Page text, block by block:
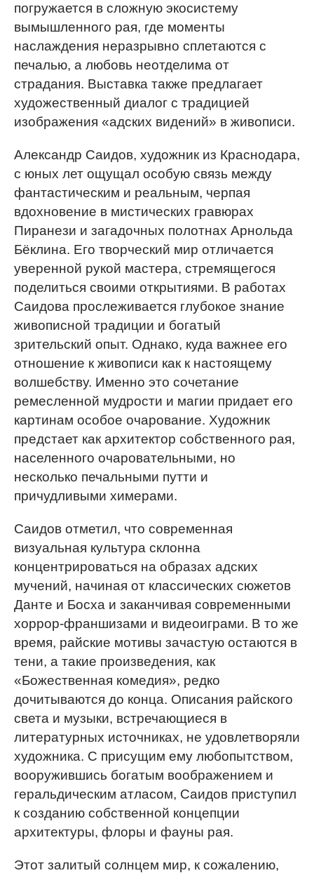
погружается в сложную экосистему
вымышленного рая, где моменты
наслаждения неразрывно сплетаются с
печалью, а любовь неотделима от
страдания. Выставка также предлагает
художественный диалог с традицией
изображения «адских видений» в живописи.
Александр Саидов, художник из Краснодара,
с юных лет ощущал особую связь между
фантастическим и реальным, черпая
вдохновение в мистических гравюрах
Пиранези и загадочных полотнах Арнольда
Бёклина. Его творческий мир отличается
уверенной рукой мастера, стремящегося
поделиться своими открытиями. В работах
Саидова прослеживается глубокое знание
живописной традиции и богатый
зрительский опыт. Однако, куда важнее его
отношение к живописи как к настоящему
волшебству. Именно это сочетание
ремесленной мудрости и магии придает его
картинам особое очарование. Художник
предстает как архитектор собственного рая,
населенного очаровательными, но
несколько печальными путти и
причудливыми химерами.
Саидов отметил, что современная
визуальная культура склонна
концентрироваться на образах адских
мучений, начиная от классических сюжетов
Данте и Босха и заканчивая современными
хоррор-франшизами и видеоиграми. В то же
время, райские мотивы зачастую остаются в
тени, а такие произведения, как
«Божественная комедия», редко
дочитываются до конца. Описания райского
света и музыки, встречающиеся в
литературных источниках, не удовлетворяли
художника. С присущим ему любопытством,
вооружившись богатым воображением и
геральдическим атласом, Саидов приступил
к созданию собственной концепции
архитектуры, флоры и фауны рая.
Этот залитый солнцем мир, к сожалению,